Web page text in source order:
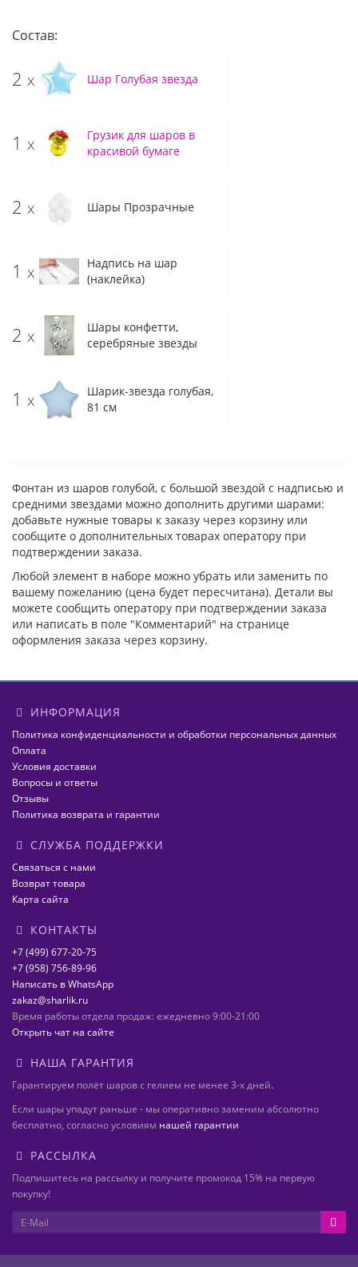
Состав:
2 x Шар Голубая звезда
1 x
Грузик для шаров в
красивой бумаге
2 x Шары Прозрачные
1 x
Надпись на шар
(наклейка)
2 x
Шары конфетти,
серебряные звезды
1 x
Шарик-звезда голубая,
81 см
Фонтан из шаров голубой, с большой звездой с надписью и
средними звездами можно дополнить другими шарами:
добавьте нужные товары к заказу через корзину или
сообщите о дополнительных товарах оператору при
подтверждении заказа.
Любой элемент в наборе можно убрать или заменить по
вашему пожеланию (цена будет пересчитана). Детали вы
можете сообщить оператору при подтверждении заказа
или написать в поле "Комментарий" на странице
оформления заказа через корзину.
ИНФОРМАЦИЯ
Политика конфиденциальности и обработки персональных данных
Оплата
Условия доставки
Вопросы и ответы
Отзывы
Политика возврата и гарантии
СЛУЖБА ПОДДЕРЖКИ
Связаться с нами
Возврат товара
Карта сайта
КОНТАКТЫ
+7 (499) 677-20-75
+7 (958) 756-89-96
Написать в WhatsApp
zakaz@sharlik.ru
Время работы отдела продаж: ежедневно 9:00-21:00
Открыть чат на сайте
НАША ГАРАНТИЯ
Гарантируем полёт шаров с гелием не менее 3-х дней.
Если шары упадут раньше - мы оперативно заменим абсолютно
бесплатно, согласно условиям нашей гарантии
РАССЫЛКА
Подпишитесь на рассылку и получите промокод 15% на первую
покупку!